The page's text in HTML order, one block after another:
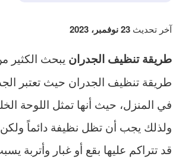
آخر تحديث 23 نوفمبر، 2023
طريقة تنظيف الجدران يبحث الكثير
طريقة تنظيف الجدران حيث تعتبر
في المنزل، حيث أنها تمثل اللوحة
ولذلك يجب أن تظل نظيفة دائماً
قد تتراكم عليها بقع أو غبار وأتربة